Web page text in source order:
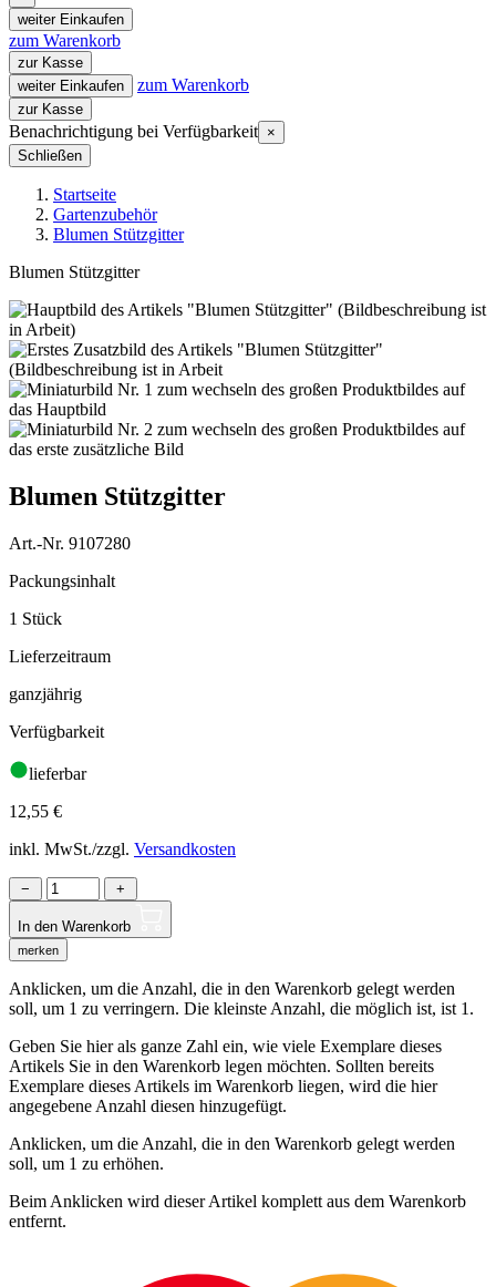
weiter Einkaufen
zum Warenkorb
zur Kasse
weiter Einkaufen
zum Warenkorb
zur Kasse
Benachrichtigung bei Verfügbarkeit ×
Schließen
Startseite
Gartenzubehör
Blumen Stützgitter
Blumen Stützgitter
Blumen Stützgitter
Art.-Nr. 9107280
Packungsinhalt
1 Stück
Lieferzeitraum
ganzjährig
Verfügbarkeit
lieferbar
12,55 €
inkl. MwSt./zzgl. Versandkosten
− +
In den Warenkorb
merken
Anklicken, um die Anzahl, die in den Warenkorb gelegt werden
soll, um 1 zu verringern. Die kleinste Anzahl, die möglich ist, ist 1.
Geben Sie hier als ganze Zahl ein, wie viele Exemplare dieses
Artikels Sie in den Warenkorb legen möchten. Sollten bereits
Exemplare dieses Artikels im Warenkorb liegen, wird die hier
angegebene Anzahl diesen hinzugefügt.
Anklicken, um die Anzahl, die in den Warenkorb gelegt werden
soll, um 1 zu erhöhen.
Beim Anklicken wird dieser Artikel komplett aus dem Warenkorb
entfernt.